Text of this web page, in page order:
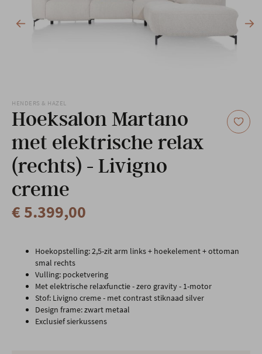
HENDERS & HAZEL
Hoeksalon Martano
met elektrische relax
(rechts) - Livigno
creme
€ 5.399,00
Hoekopstelling: 2,5-zit arm links + hoekelement + ottoman
smal rechts
Vulling: pocketvering
Met elektrische relaxfunctie - zero gravity - 1-motor
Stof: Livigno creme - met contrast stiknaad silver
Design frame: zwart metaal
Exclusief sierkussens